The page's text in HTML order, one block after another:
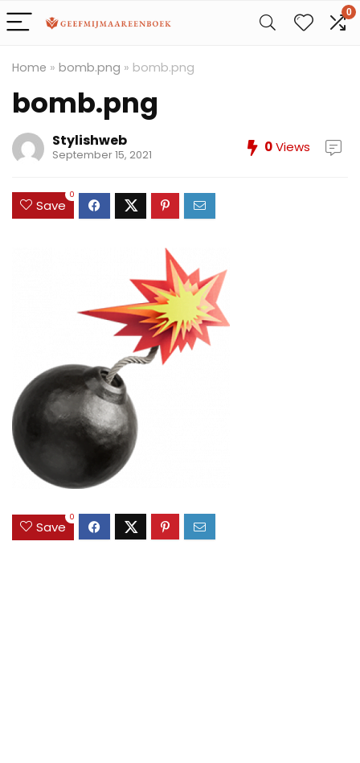
0
Home » bomb.png » bomb.png
bomb.png
Stylishweb
September 15, 2021 0Views
Save
0
Save
0